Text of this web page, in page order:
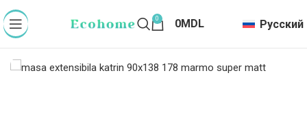
0 0MDL Русский